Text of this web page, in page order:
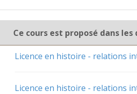
Ce cours est proposé dans
Licence en histoire - relations
Licence en histoire - relations